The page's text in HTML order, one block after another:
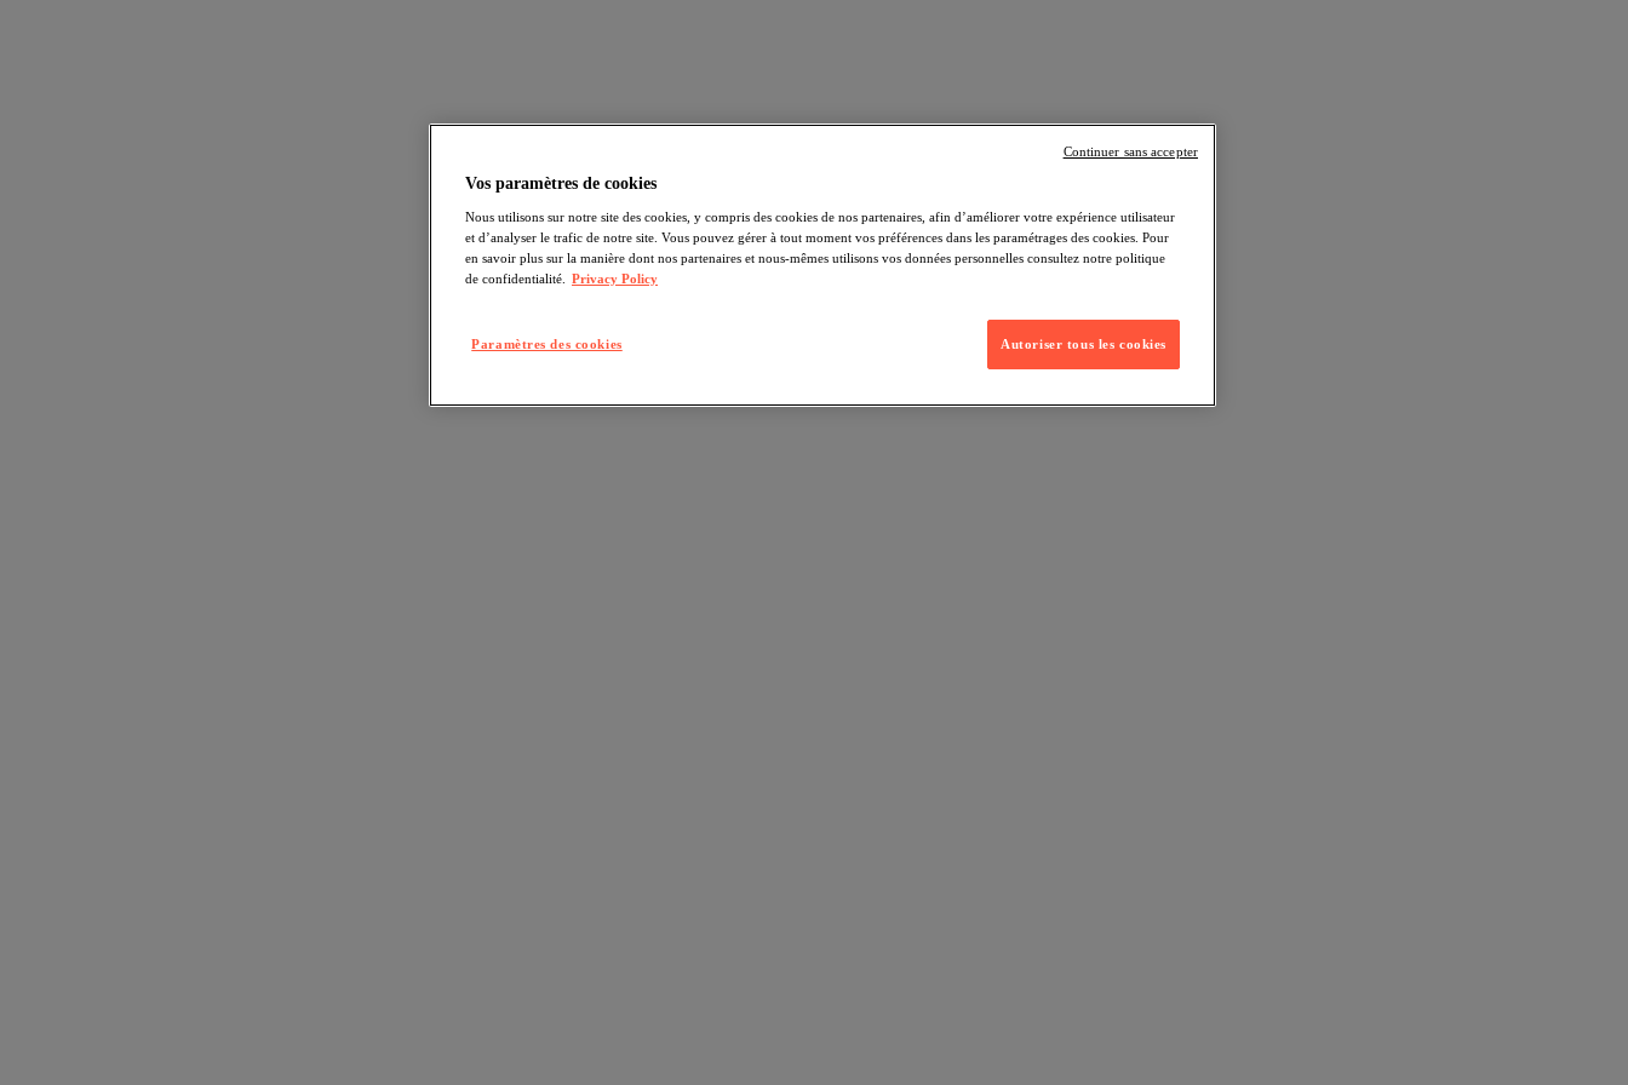
Vos paramètres de cookies
Nous utilisons sur notre site des cookies, y compris des cookies de nos partenaires, afin d’améliorer votre expérience utilisateur
et d’analyser le trafic de notre site. Vous pouvez gérer à tout moment vos préférences dans les paramétrages des cookies. Pour
en savoir plus sur la manière dont nos partenaires et nous-mêmes utilisons vos données personnelles consultez notre politique
de confidentialité.
Privacy Policy
Paramètres des cookies Autoriser tous les cookies
Continuer sans accepter